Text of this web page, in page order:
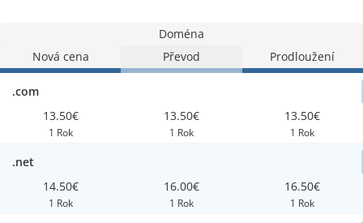
Doména
Nová cena
Převod Prodloužení
.com
13.50€
1 Rok
13.50€
1 Rok
13.50€
1 Rok
.net
14.50€
1 Rok
16.00€
1 Rok
16.50€
1 Rok